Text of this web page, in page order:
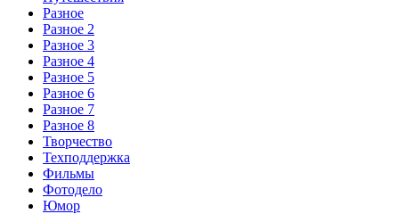
Разное
Разное 2
Разное 3
Разное 4
Разное 5
Разное 6
Разное 7
Разное 8
Творчество
Техподдержка
Фильмы
Фотодело
Юмор